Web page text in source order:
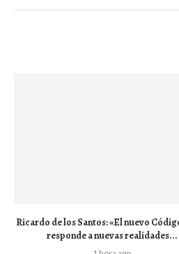
Ricardo de los Santos: «El nuevo
responde a nuevas realidades...